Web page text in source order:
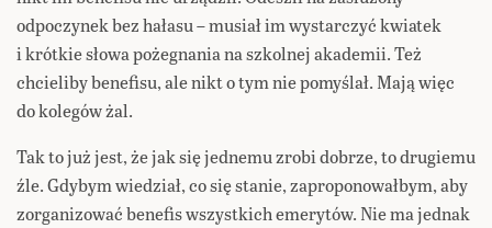
odpoczynek bez hałasu – musiał im wystarczyć kwiatek
i krótkie słowa pożegnania na szkolnej akademii. Też
chcieliby benefisu, ale nikt o tym nie pomyślał. Mają więc
do kolegów żal.
Tak to już jest, że jak się jednemu zrobi dobrze, to drugiemu
źle. Gdybym wiedział, co się stanie, zaproponowałbym, aby
zorganizować benefis wszystkich emerytów. Nie ma jednak